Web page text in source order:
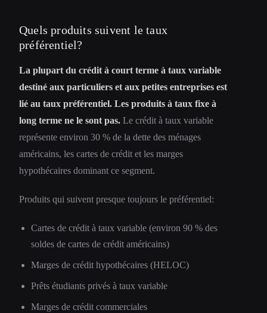
Quels produits suivent le taux
préférentiel?
La plupart du crédit à court terme à taux variable
destiné aux particuliers et aux petites entreprises est
lié au taux préférentiel. Les produits à taux fixe à
long terme ne le sont pas. Le crédit à taux variable
représente environ 30 % de la dette des ménages
américains, les cartes de crédit et les marges
hypothécaires dominant ce segment.
Produits qui suivent presque toujours le préférentiel:
Cartes de crédit à taux variable (environ 90 % des
soldes de cartes de crédit américains)
Marges de crédit hypothécaires (HELOC)
Prêts étudiants privés à taux variable
Marges de crédit commerciales